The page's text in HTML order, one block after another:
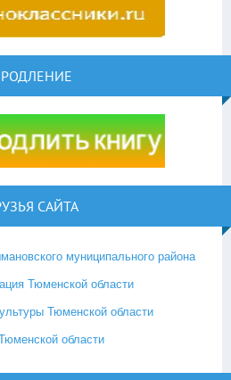
САЙТА
муниципального района
Тюменской области
Тюменской области
области